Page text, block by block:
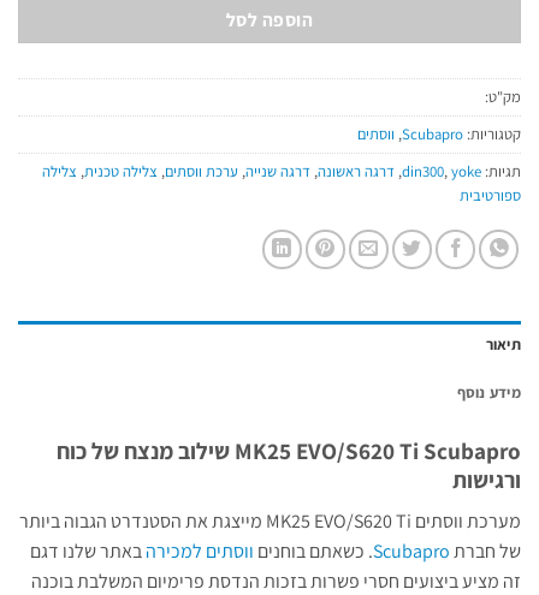
הוספה לסל
מק"ט:
קטגוריות: Scubapro
, ווסתים
תגיות:
din300,yoke
, דרגה ראשונה, דרגה שנייה, ערכת ווסתים, צלילה טכנית, צלילה
ספורטיבית
תיאור
מידע נוסף
MK25 EVO/S620 Ti Scubapro שילוב מנצח של כוח
ורגישות
מערכת ווסתים MK25 EVO/S620 Ti מייצגת את הסטנדרט הגבוה ביותר
של חברתScubapro. כשאתם בוחנים ווסתים למכירהבאתר שלנו דגם
זה מציע ביצועים חסרי פשרות בזכות הנדסת פרימיום המשלבת בוכנה